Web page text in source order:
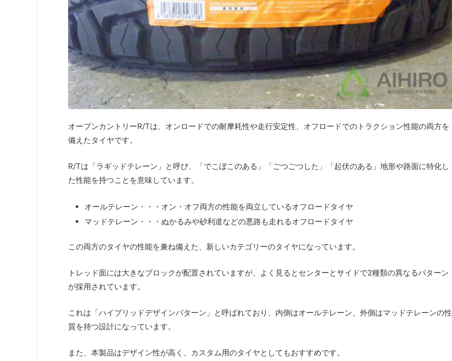
オープンカントリーR/Tは、オンロードでの耐摩耗性や走行安定性、オフロードでのトラクション性能の両方を
備えたタイヤです。
R/Tは「ラギッドテレーン」と呼び、「でこぼこのある」「ごつごつした」「起伏のある」地形や路面に特化し
た性能を持つことを意味しています。
オールテレーン・・・オン・オフ両方の性能を両立しているオフロードタイヤ
マッドテレーン・・・ぬかるみや砂利道などの悪路も走れるオフロードタイヤ
この両方のタイヤの性能を兼ね備えた、新しいカテゴリーのタイヤになっています。
トレッド面には大きなブロックが配置されていますが、よく見るとセンターとサイドで2種類の異なるパターン
が採用されています。
これは「ハイブリッドデザインパターン」と呼ばれており、内側はオールテレーン、外側はマッドテレーンの性
質を持つ設計になっています。
また、本製品はデザイン性が高く、カスタム用のタイヤとしてもおすすめです。